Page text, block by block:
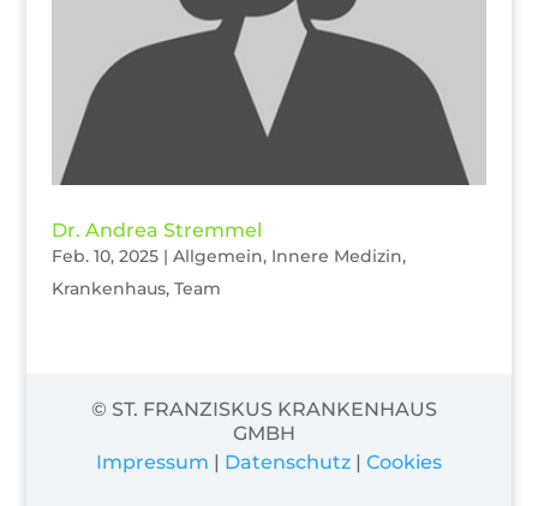
Dr. Andrea Stremmel
Feb. 10, 2025| Allgemein, Innere Medizin,
Krankenhaus, Team
© ST. FRANZISKUS KRANKENHAUS
GMBH
Impressum | Datenschutz | Cookies